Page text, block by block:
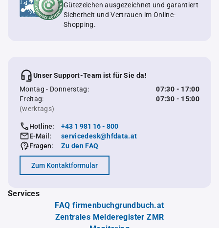
Gütezeichen ausgezeichnet und garantiert
Sicherheit und Vertrauen im Online-
Shopping.
Unser Support-Team ist für Sie da!
Montag - Donnerstag:
07:30 - 17:00
Freitag:
07:30 - 15:00
(werktags)
Hotline:
+43 1 981 16 - 800
E-Mail:
servicedesk@hfdata.at
Fragen:
Zu den FAQ
Zum Kontaktformular
Services
FAQ firmenbuchgrundbuch.at
Zentrales Melderegister ZMR